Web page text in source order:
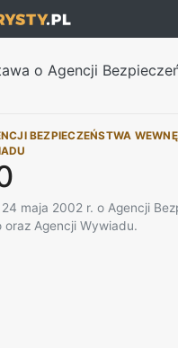
o Agencji
BEZPIECZEŃSTWA
maja 2002 r. o Agencji
oraz Agencji Wywiadu.